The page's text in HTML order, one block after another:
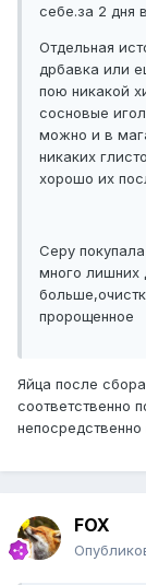
себе.за 2 дня
Отдельная
дрбавка или
пою никакой
сосновые
можно и в
никаких
хорошо их
Серу
много лишних
пророщенное
Яйца после
соответственно
FOX